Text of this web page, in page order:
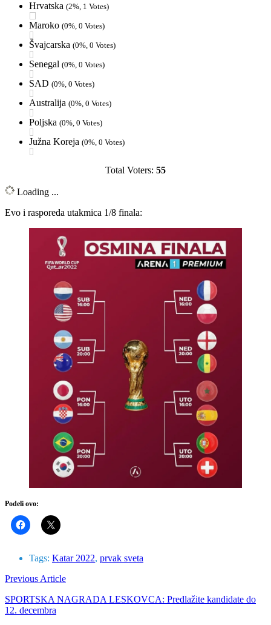
Hrvatska (2%, 1 Votes)
Maroko (0%, 0 Votes)
Švajcarska (0%, 0 Votes)
Senegal (0%, 0 Votes)
SAD (0%, 0 Votes)
Australija (0%, 0 Votes)
Poljska (0%, 0 Votes)
Južna Koreja (0%, 0 Votes)
Total Voters: 55
Loading ...
Evo i rasporeda utakmica 1/8 finala:
Podeli ovo:
Tags: Katar 2022, prvak sveta
Previous Article
SPORTSKA NAGRADA LESKOVCA: Predlažite kandidate do
12. decembra